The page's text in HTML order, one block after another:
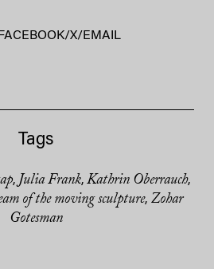
FACEBOOK/X/EMAIL
Tags
, Julia Frank, Kathrin Oberrauch,
of the moving sculpture, Zohar
Gotesman